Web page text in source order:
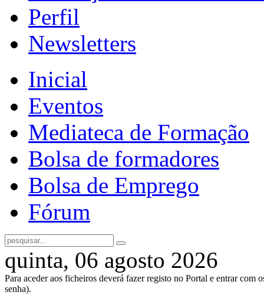
Perfil
Newsletters
Inicial
Eventos
Mediateca de Formação
Bolsa de formadores
Bolsa de Emprego
Fórum
quinta, 06 agosto 2026
Para aceder aos ficheiros deverá fazer registo no Portal e entrar com
senha).